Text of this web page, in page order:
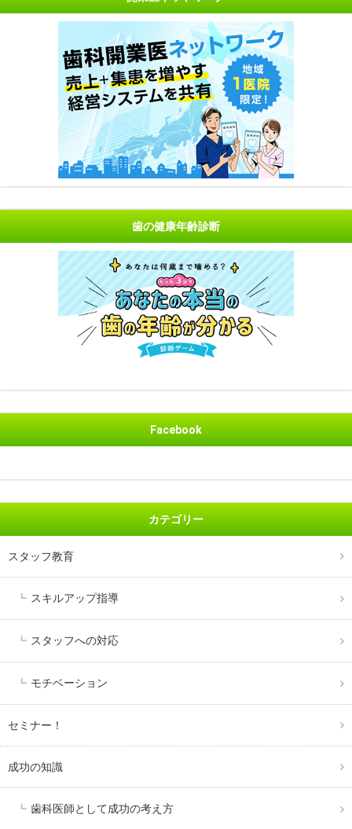
歯の健康年齢診断
Facebook
カテゴリー
スタッフ教育
スキルアップ指導
スタッフへの対応
モチベーション
セミナー！
成功の知識
歯科医師として成功の考え方